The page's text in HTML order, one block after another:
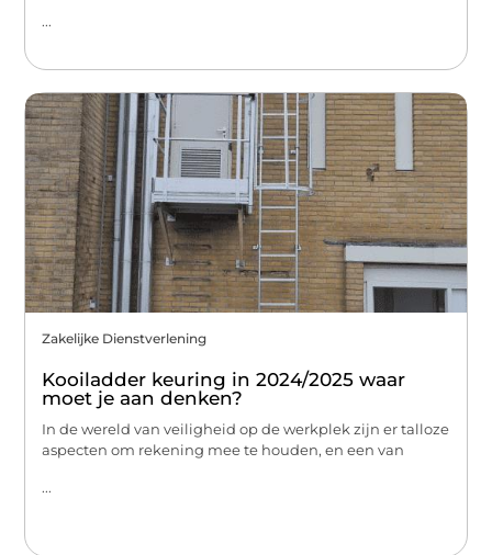
...
Zakelijke Dienstverlening
Kooiladder keuring in 2024/2025 waar
moet je aan denken?
In de wereld van veiligheid op de werkplek zijn er talloze
aspecten om rekening mee te houden, en een van
...